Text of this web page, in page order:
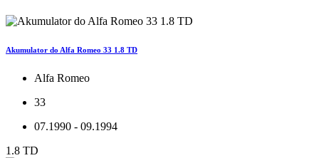
Akumulator do Alfa Romeo 33 1.8 TD
Alfa Romeo
33
07.1990 - 09.1994
1.8 TD